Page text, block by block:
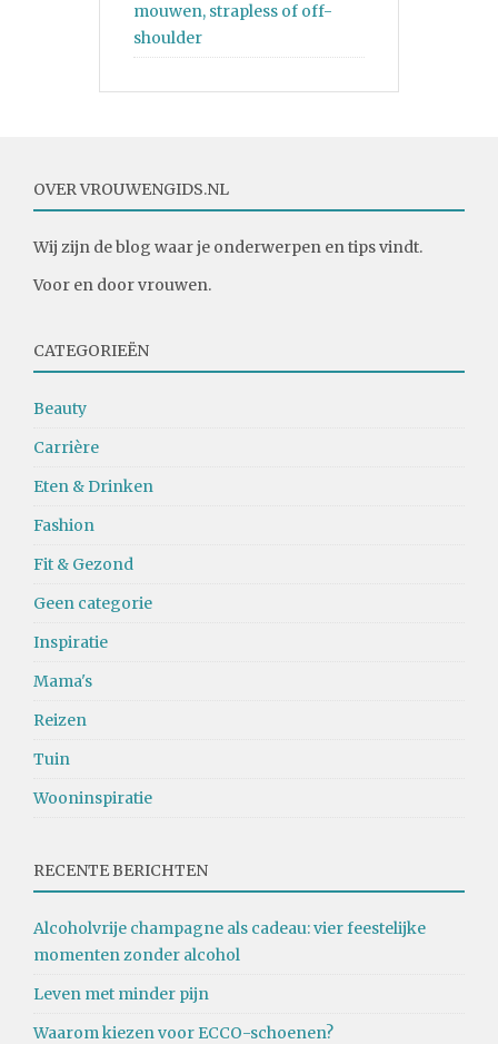
mouwen, strapless of off-
shoulder
OVER VROUWENGIDS.NL
Wij zijn de blog waar je onderwerpen en tips vindt.
Voor en door vrouwen.
CATEGORIEËN
Beauty
Carrière
Eten & Drinken
Fashion
Fit & Gezond
Geen categorie
Inspiratie
Mama's
Reizen
Tuin
Wooninspiratie
RECENTE BERICHTEN
Alcoholvrije champagne als cadeau: vier feestelijke
momenten zonder alcohol
Leven met minder pijn
Waarom kiezen voor ECCO-schoenen?